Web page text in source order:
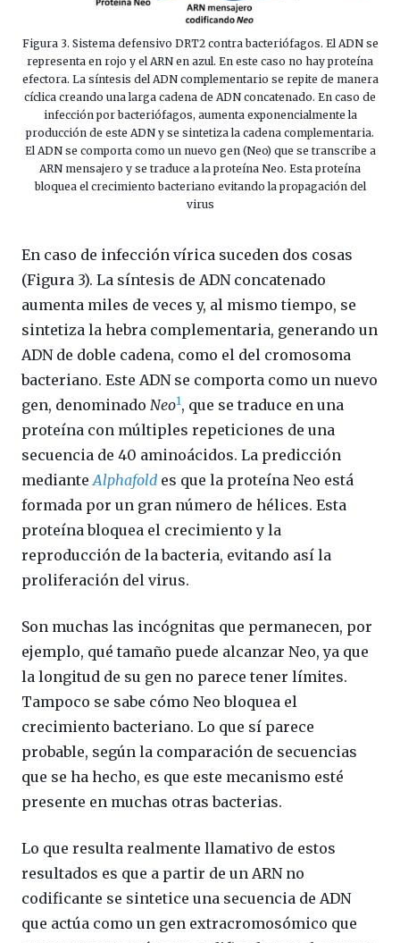
Figura 3. Sistema defensivo DRT2 contra bacteriófagos. El ADN se
representa en rojo y el ARN en azul. En este caso no hay proteína
efectora. La síntesis del ADN complementario se repite de manera
cíclica creando una larga cadena de ADN concatenado. En caso de
infección por bacteriófagos, aumenta exponencialmente la
producción de este ADN y se sintetiza la cadena complementaria.
El ADN se comporta como un nuevo gen (Neo) que se transcribe a
ARN mensajero y se traduce a la proteína Neo. Esta proteína
bloquea el crecimiento bacteriano evitando la propagación del
virus
En caso de infección vírica suceden dos cosas
(Figura 3). La síntesis de ADN concatenado
aumenta miles de veces y, al mismo tiempo, se
sintetiza la hebra complementaria, generando un
ADN de doble cadena, como el del cromosoma
bacteriano. Este ADN se comporta como un nuevo
gen, denominado Neo1, que se traduce en una
proteína con múltiples repeticiones de una
secuencia de 40 aminoácidos. La predicción
medianteAlphafold es que la proteína Neo está
formada por un gran número de hélices. Esta
proteína bloquea el crecimiento y la
reproducción de la bacteria, evitando así la
proliferación del virus.
Son muchas las incógnitas que permanecen, por
ejemplo, qué tamaño puede alcanzar Neo, ya que
la longitud de su gen no parece tener límites.
Tampoco se sabe cómo Neo bloquea el
crecimiento bacteriano. Lo que sí parece
probable, según la comparación de secuencias
que se ha hecho, es que este mecanismo esté
presente en muchas otras bacterias.
Lo que resulta realmente llamativo de estos
resultados es que a partir de un ARN no
codificante se sintetice una secuencia de ADN
que actúa como un gen extracromosómico que